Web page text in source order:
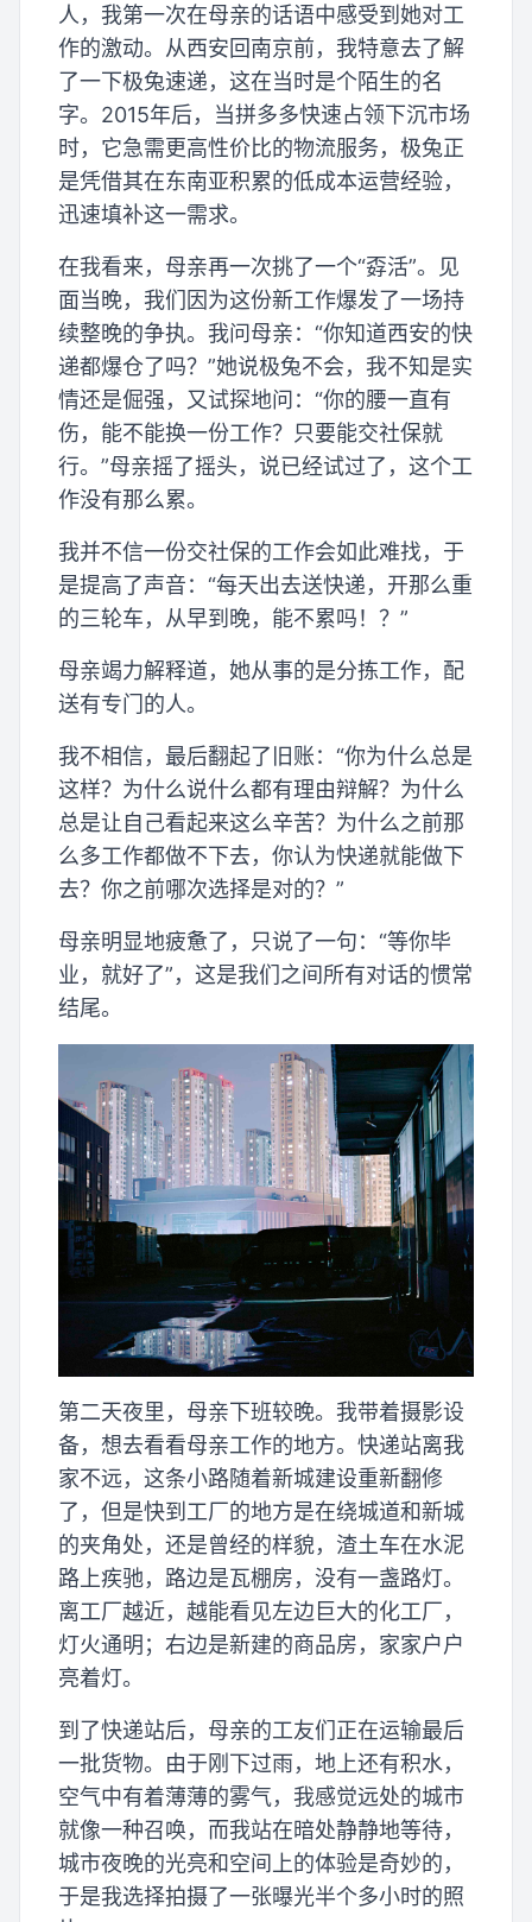
人，我第一次在母亲的话语中感受到她对工
作的激动。从西安回南京前，我特意去了解
了一下极兔速递，这在当时是个陌生的名
字。2015年后，当拼多多快速占领下沉市场
时，它急需更高性价比的物流服务，极兔正
是凭借其在东南亚积累的低成本运营经验，
迅速填补这一需求。
在我看来，母亲再一次挑了一个“孬活”。见
面当晚，我们因为这份新工作爆发了一场持
续整晚的争执。我问母亲：“你知道西安的快
递都爆仓了吗？”她说极兔不会，我不知是实
情还是倔强，又试探地问：“你的腰一直有
伤，能不能换一份工作？只要能交社保就
行。”母亲摇了摇头，说已经试过了，这个工
作没有那么累。
我并不信一份交社保的工作会如此难找，于
是提高了声音：“每天出去送快递，开那么重
的三轮车，从早到晚，能不累吗！？”
母亲竭力解释道，她从事的是分拣工作，配
送有专门的人。
我不相信，最后翻起了旧账：“你为什么总是
这样？为什么说什么都有理由辩解？为什么
总是让自己看起来这么辛苦？为什么之前那
么多工作都做不下去，你认为快递就能做下
去？你之前哪次选择是对的？”
母亲明显地疲惫了，只说了一句：“等你毕
业，就好了”，这是我们之间所有对话的惯常
结尾。
第二天夜里，母亲下班较晚。我带着摄影设
备，想去看看母亲工作的地方。快递站离我
家不远，这条小路随着新城建设重新翻修
了，但是快到工厂的地方是在绕城道和新城
的夹角处，还是曾经的样貌，渣土车在水泥
路上疾驰，路边是瓦棚房，没有一盏路灯。
离工厂越近，越能看见左边巨大的化工厂，
灯火通明；右边是新建的商品房，家家户户
亮着灯。
到了快递站后，母亲的工友们正在运输最后
一批货物。由于刚下过雨，地上还有积水，
空气中有着薄薄的雾气，我感觉远处的城市
就像一种召唤，而我站在暗处静静地等待，
城市夜晚的光亮和空间上的体验是奇妙的，
于是我选择拍摄了一张曝光半个多小时的照